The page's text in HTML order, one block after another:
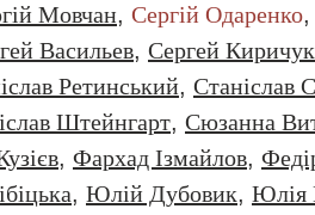
Мовчан, Сергій Одаренко
Васильев, Сергей Киричук
Ретинський, Станіслав
Штейнгарт, Сюзанна
, Фархад Ізмайлов,
, Юлій Дубовик, Юлія